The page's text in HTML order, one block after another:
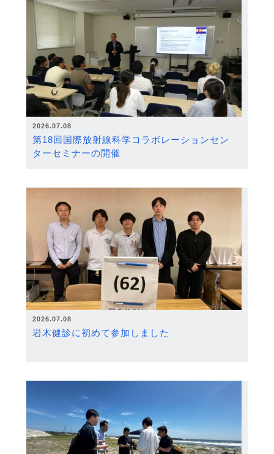
2026.07.08
第18回国際放射線科学コラボレーションセン
ターセミナーの開催
2026.07.08
岩木健診に初めて参加しました